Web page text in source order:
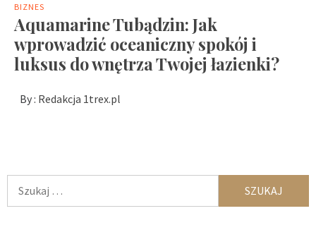
BIZNES
Aquamarine Tubądzin: Jak
wprowadzić oceaniczny spokój i
luksus do wnętrza Twojej łazienki?
By : Redakcja 1trex.pl